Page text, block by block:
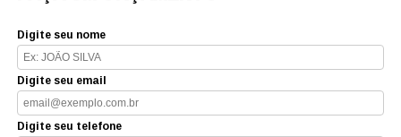
Digite seu nome
Digite seu email
Digite seu telefone